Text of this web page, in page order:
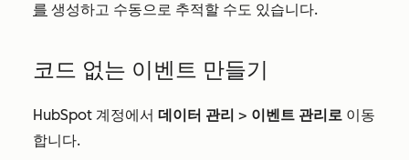
를 생성하고 수동으로 추적할 수도 있습니다.
코드 없는 이벤트 만들기
HubSpot 계정에서 데이터 관리 > 이벤트 관리로 이동
합니다.